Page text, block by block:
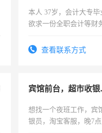
本人 37岁，会计大专毕
欲求一份全职会计等财
查看联系方式
宾馆
想找一个夜班工作，宾
银员，淘宝客服，晚7